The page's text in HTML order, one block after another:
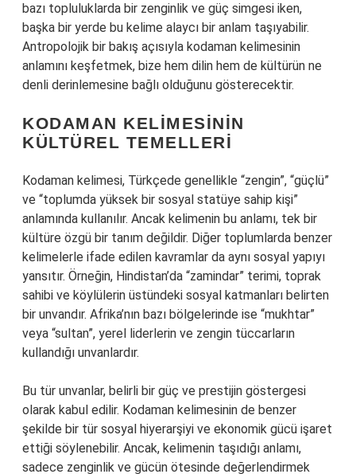
bazı topluluklarda bir zenginlik ve güç simgesi iken,
başka bir yerde bu kelime alaycı bir anlam taşıyabilir.
Antropolojik bir bakış açısıyla kodaman kelimesinin
anlamını keşfetmek, bize hem dilin hem de kültürün ne
denli derinlemesine bağlı olduğunu gösterecektir.
KODAMAN KELIMESININ
KÜLTÜREL TEMELLERI
Kodaman kelimesi, Türkçede genellikle “zengin”, “güçlü”
ve “toplumda yüksek bir sosyal statüye sahip kişi”
anlamında kullanılır. Ancak kelimenin bu anlamı, tek bir
kültüre özgü bir tanım değildir. Diğer toplumlarda benzer
kelimelerle ifade edilen kavramlar da aynı sosyal yapıyı
yansıtır. Örneğin, Hindistan’da “zamindar” terimi, toprak
sahibi ve köylülerin üstündeki sosyal katmanları belirten
bir unvandır. Afrika’nın bazı bölgelerinde ise “mukhtar”
veya “sultan”, yerel liderlerin ve zengin tüccarların
kullandığı unvanlardır.
Bu tür unvanlar, belirli bir güç ve prestijin göstergesi
olarak kabul edilir. Kodaman kelimesinin de benzer
şekilde bir tür sosyal hiyerarşiyi ve ekonomik gücü işaret
ettiği söylenebilir. Ancak, kelimenin taşıdığı anlamı,
sadece zenginlik ve gücün ötesinde değerlendirmek